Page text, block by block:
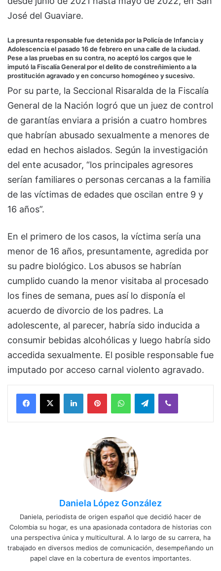
José del Guaviare.
La presunta responsable fue detenida por la Policía de Infancia y
Adolescencia el pasado 16 de febrero en una calle de la ciudad.
Pese a las pruebas en su contra, no aceptó los cargos que le
imputó la Fiscalía General por el delito de constreñimiento a la
prostitución agravado y en concurso homogéneo y sucesivo.
Por su parte, la Seccional Risaralda de la Fiscalía
General de la Nación logró que un juez de control
de garantías enviara a prisión a cuatro hombres
que habrían abusado sexualmente a menores de
edad en hechos aislados. Según la investigación
del ente acusador, “los principales agresores
serían familiares o personas cercanas a la familia
de las víctimas de edades que oscilan entre 9 y
16 años”.
En el primero de los casos, la víctima sería una
menor de 16 años, presuntamente, agredida por
su padre biológico. Los abusos se habrían
cumplido cuando la menor visitaba al procesado
los fines de semana, pues así lo disponía el
acuerdo de divorcio de los padres. La
adolescente, al parecer, habría sido inducida a
consumir bebidas alcohólicas y luego habría sido
accedida sexualmente. El posible responsable fue
imputado por acceso carnal violento agravado.
Facebook
X LinkedInPinterestWhatsAppTelegramViber
Daniela López González
Daniela, periodista de origen español que decidió hacer de
Colombia su hogar, es una apasionada contadora de historias con
una perspectiva única y multicultural. A lo largo de su carrera, ha
trabajado en diversos medios de comunicación, desempeñando un
papel clave en la cobertura de eventos importantes.